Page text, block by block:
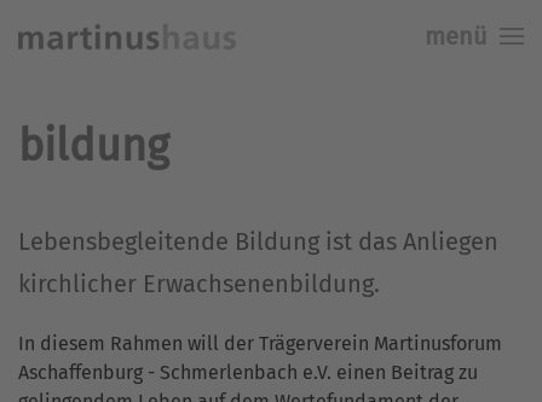
menü
bildung
Lebensbegleitende Bildung ist das Anliegen
kirchlicher Erwachsenenbildung.
In diesem Rahmen will der Trägerverein Martinusforum
Aschaffenburg - Schmerlenbach e.V. einen Beitrag zu